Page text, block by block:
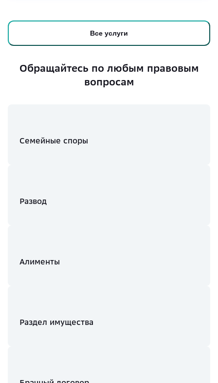
Все услуги
Обращайтесь по любым правовым
вопросам
Семейные споры
Развод
Алименты
Раздел имущества